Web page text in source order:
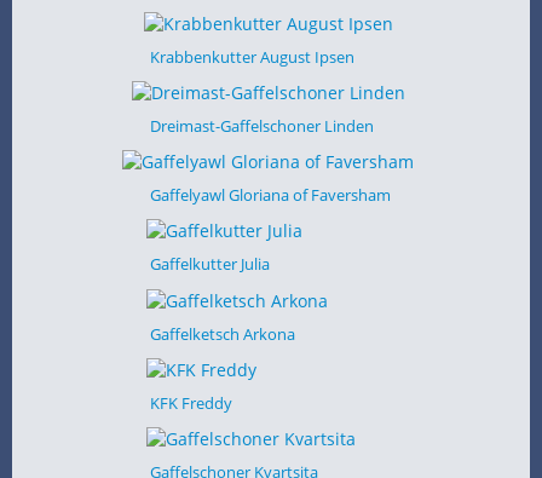
Krabbenkutter August Ipsen
Dreimast-Gaffelschoner Linden
Gaffelyawl Gloriana of Faversham
Gaffelkutter Julia
Gaffelketsch Arkona
KFK Freddy
Gaffelschoner Kvartsita